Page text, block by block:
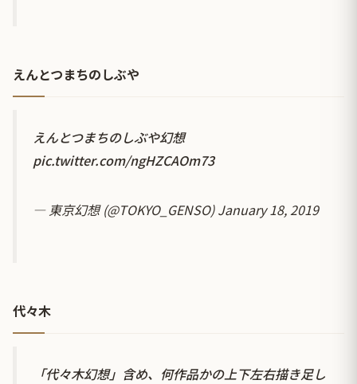
えんとつまちのしぶや
えんとつまちのしぶや幻想
pic.twitter.com/ngHZCAOm73
— 東京幻想 (@TOKYO_GENSO)January 18, 2019
代々木
「代々木幻想」含め、何作品かの上下左右描き足し